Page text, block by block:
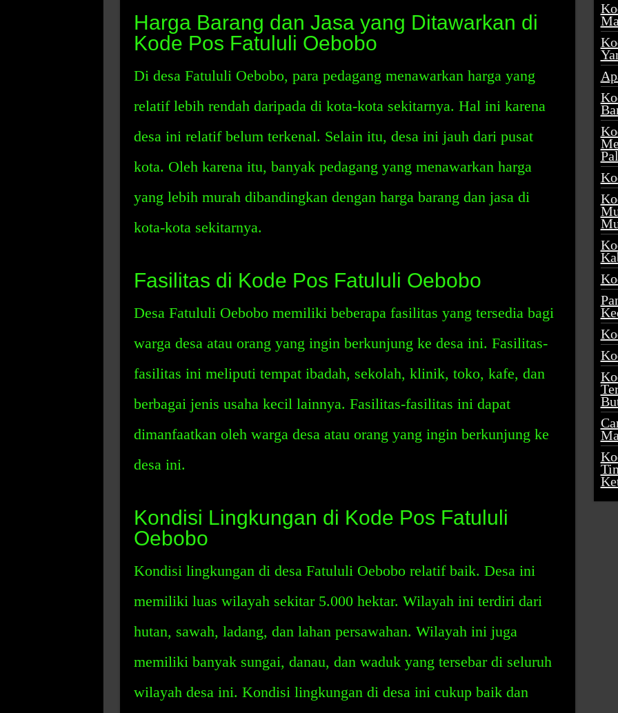
Harga Barang dan Jasa yang Ditawarkan di
Kode Pos Fatululi Oebobo
Di desa Fatululi Oebobo, para pedagang menawarkan harga yang
relatif lebih rendah daripada di kota-kota sekitarnya. Hal ini karena
desa ini relatif belum terkenal. Selain itu, desa ini jauh dari pusat
kota. Oleh karena itu, banyak pedagang yang menawarkan harga
yang lebih murah dibandingkan dengan harga barang dan jasa di
kota-kota sekitarnya.
Fasilitas di Kode Pos Fatululi Oebobo
Desa Fatululi Oebobo memiliki beberapa fasilitas yang tersedia bagi
warga desa atau orang yang ingin berkunjung ke desa ini. Fasilitas-
fasilitas ini meliputi tempat ibadah, sekolah, klinik, toko, kafe, dan
berbagai jenis usaha kecil lainnya. Fasilitas-fasilitas ini dapat
dimanfaatkan oleh warga desa atau orang yang ingin berkunjung ke
desa ini.
Kondisi Lingkungan di Kode Pos Fatululi
Oebobo
Kondisi lingkungan di desa Fatululi Oebobo relatif baik. Desa ini
memiliki luas wilayah sekitar 5.000 hektar. Wilayah ini terdiri dari
hutan, sawah, ladang, dan lahan persawahan. Wilayah ini juga
memiliki banyak sungai, danau, dan waduk yang tersebar di seluruh
wilayah desa ini. Kondisi lingkungan di desa ini cukup baik dan